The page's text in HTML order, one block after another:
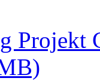
Projekt